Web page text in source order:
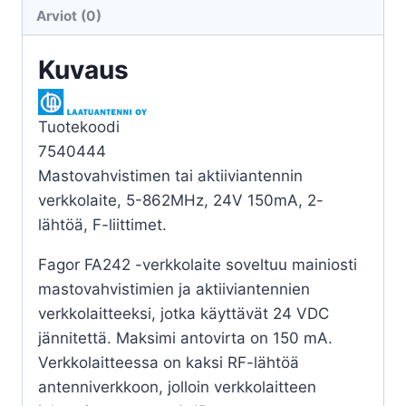
määrä
Arviot (0)
Kuvaus
Tuotekoodi
7540444
Mastovahvistimen tai aktiiviantennin
verkkolaite, 5-862MHz, 24V 150mA, 2-
lähtöä, F-liittimet.
Fagor FA242 -verkkolaite soveltuu mainiosti
mastovahvistimien ja aktiiviantennien
verkkolaitteeksi, jotka käyttävät 24 VDC
jännitettä. Maksimi antovirta on 150 mA.
Verkkolaitteessa on kaksi RF-lähtöä
antenniverkkoon, jolloin verkkolaitteen